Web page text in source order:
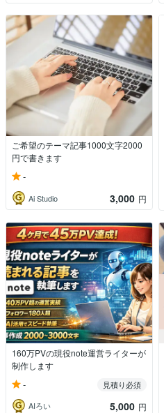
ご希望のテーマ記事1000文字2000
円で書きます
-
Ai Studio 3,000 円
160万PVの現役note運営ライターが
制作します
-
見積り必須
AIろい
5,000 円